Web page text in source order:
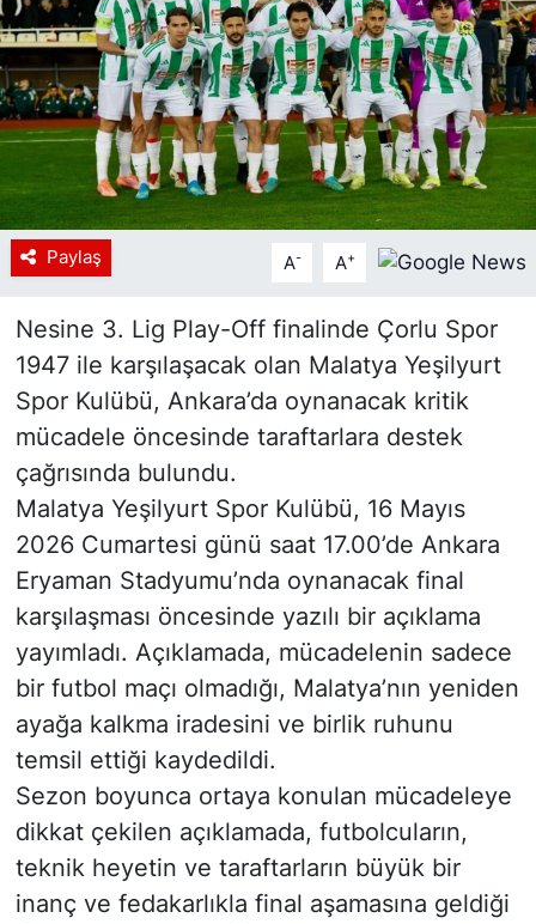
Paylaş A- A+
Nesine 3. Lig Play-Off finalinde Çorlu Spor
1947 ile karşılaşacak olan Malatya Yeşilyurt
Spor Kulübü, Ankara’da oynanacak kritik
mücadele öncesinde taraftarlara destek
çağrısında bulundu.
Malatya Yeşilyurt Spor Kulübü, 16 Mayıs
2026 Cumartesi günü saat 17.00’de Ankara
Eryaman Stadyumu’nda oynanacak final
karşılaşması öncesinde yazılı bir açıklama
yayımladı. Açıklamada, mücadelenin sadece
bir futbol maçı olmadığı, Malatya’nın yeniden
ayağa kalkma iradesini ve birlik ruhunu
temsil ettiği kaydedildi.
Sezon boyunca ortaya konulan mücadeleye
dikkat çekilen açıklamada, futbolcuların,
teknik heyetin ve taraftarların büyük bir
inanç ve fedakarlıkla final aşamasına geldiği
Haberde insan
Tanıtım